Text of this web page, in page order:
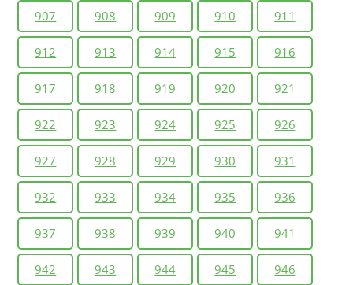
907 908 909 910 911
912 913 914 915 916
917 918 919 920 921
922 923 924 925 926
927 928 929 930 931
932 933 934 935 936
937 938 939 940 941
942 943 944 945 946